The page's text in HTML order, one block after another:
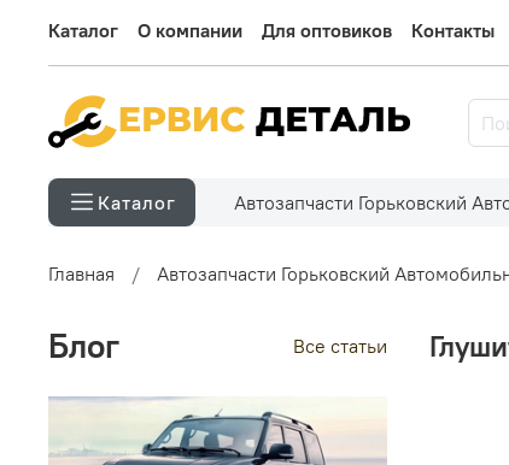
Каталог О компании Для оптовиков Контакты
Каталог Автозапчасти Горьковский
Главная Автозапчасти Горьковский
Блог Все статьи